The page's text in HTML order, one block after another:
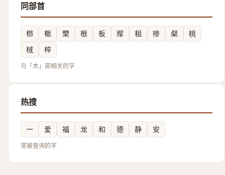
同部首
㭿 㮜 㯺 根 板 㮮 柤 椮 梷
桃
㭜
椊
与「木」部相关的字
热搜
一 爱 福 龙 和 德 静 安
常被查询的字